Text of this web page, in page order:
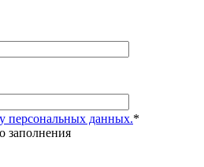
персональных данных.*
заполнения